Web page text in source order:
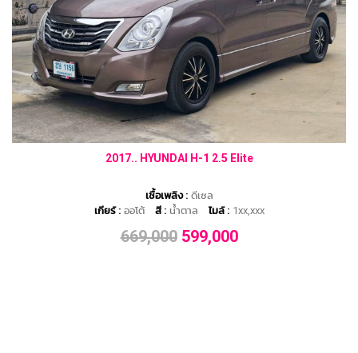
2017.. HYUNDAI H-1 2.5 Elite
เชื้อเพลิง : ดีเซล
เกียร์ : ออโต้ สี : น้ำตาล ไมล์ : 1xx,xxx
669,000 599,000